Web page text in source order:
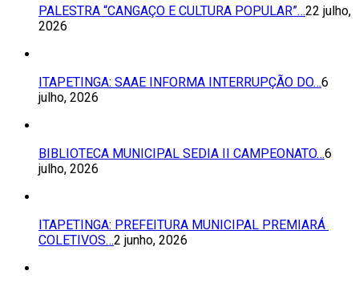
PALESTRA “CANGAÇO E CULTURA POPULAR”…22 julho,
2026
ITAPETINGA: SAAE INFORMA INTERRUPÇÃO DO…6
julho, 2026
BIBLIOTECA MUNICIPAL SEDIA II CAMPEONATO…6
julho, 2026
ITAPETINGA: PREFEITURA MUNICIPAL PREMIARÁ
COLETIVOS…2 junho, 2026